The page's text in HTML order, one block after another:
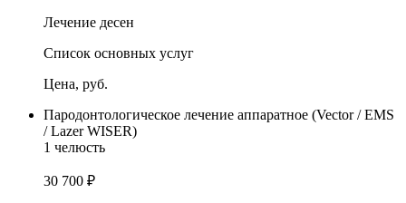
Лечение десен
Список основных услуг
Цена, руб.
Пародонтологическое лечение аппаратное (Vector / EMS
/ Lazer WISER)
1 челюсть
30 700 ₽